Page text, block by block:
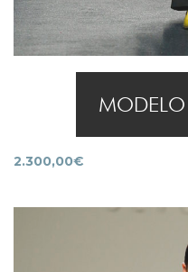
2.300,00€